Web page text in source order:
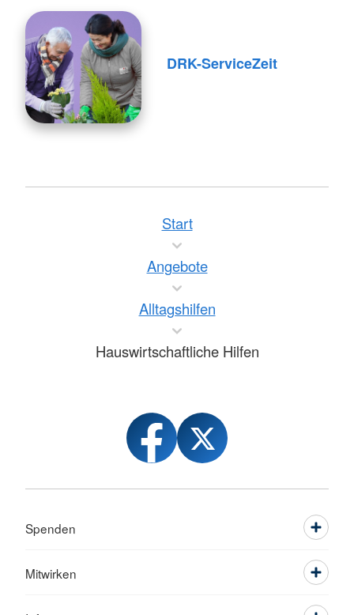
DRK-ServiceZeit
Start
Angebote
Alltagshilfen
Hauswirtschaftliche Hilfen
Spenden
Mitwirken